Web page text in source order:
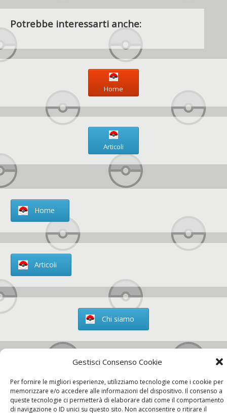
Gestisci Consenso Cookie
Per fornire le migliori esperienze, utilizziamo tecnologie come i cookie per
memorizzare e/o accedere alle informazioni del dispositivo. Il consenso a
queste tecnologie ci permetterà di elaborare dati come il comportamento
di navigazione o ID unici su questo sito. Non acconsentire o ritirare il
Potrebbe interessarti anche:
Home
Articoli
Home
Articoli
Chi siamo